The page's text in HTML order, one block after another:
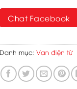
Chat Facebook
Danh mục:Van điện từ